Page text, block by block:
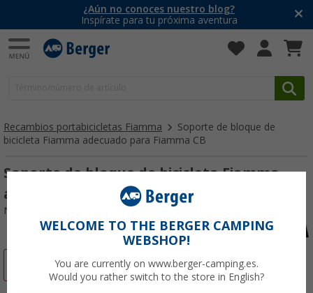
¿Aún no conoces nuestro blog?
Inspírate para tu próxima aventura
Recambios portabicicletas Fiamma
Soporte de bloque de
bicicleta Fiamma adecuado para Fiamma CB
Soporte de bloque de bicicleta Fiamma
adecuado para Fiamma CB
Nº de artículo 109693
WELCOME TO THE BERGER CAMPING
WEBSHOP!
You are currently on www.berger-camping.es.
Would you rather switch to the store in English?